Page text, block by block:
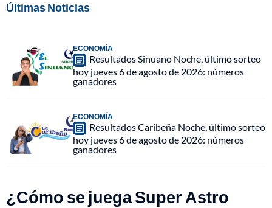
Últimas Noticias
ECONOMÍA
Resultados Sinuano Noche, último sorteo
hoy jueves 6 de agosto de 2026: números
ganadores
ECONOMÍA
Resultados Caribeña Noche, último sorteo
hoy jueves 6 de agosto de 2026: números
ganadores
¿Cómo se juega Super Astro